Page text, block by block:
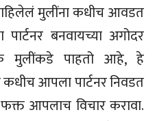
मुलींना कधीच आवडत
पार्टनर बनवायच्या अगोदर
मुलींकडे पाहतो आहे, हे
आपला पार्टनर निवडत
फक्त आपलाच विचार करावा.